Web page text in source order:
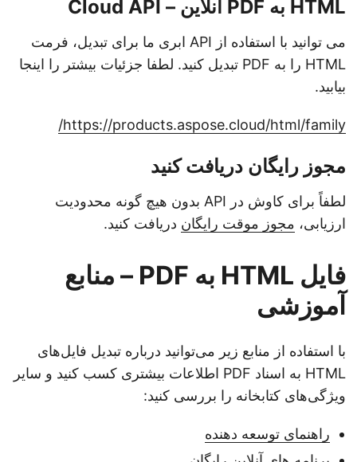
HTML به PDF آنلاین – Cloud API
می توانید با استفاده از API ابری ما برای تبدیل، فرمت
HTML را به PDF تبدیل کنید. لطفا جزئیات بیشتر را اینجا
بیابید.
https://products.aspose.cloud/html/family/
مجوز رایگان دریافت کنید
لطفاً برای کاوش در API بدون هیچ گونه محدودیت
ارزیابی،مجوز موقت رایگاندریافت کنید.
فایل HTML به PDF – منابع
آموزشی
با استفاده از منابع زیر می‌توانید درباره تبدیل فایل‌های
HTML به اسناد PDF اطلاعات بیشتری کسب کنید و سایر
ویژگی‌های کتابخانه را بررسی کنید:
راهنمای توسعه دهنده